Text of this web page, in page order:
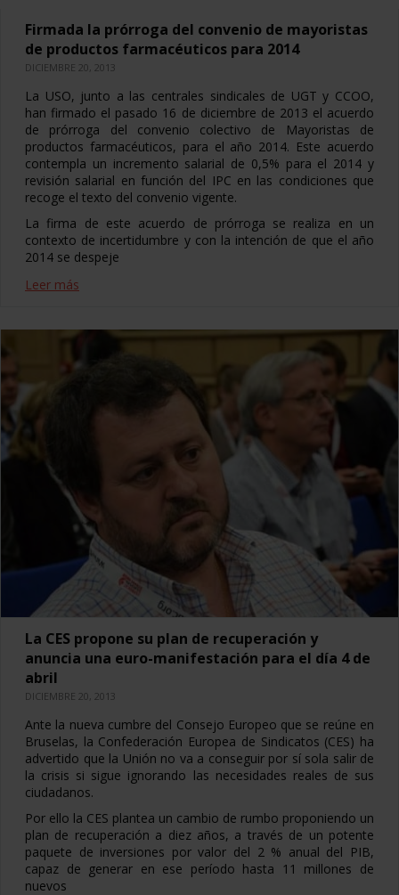
Firmada la prórroga del convenio de mayoristas
de productos farmacéuticos para 2014
DICIEMBRE 20, 2013
La USO, junto a las centrales sindicales de UGT y CCOO,
han firmado el pasado 16 de diciembre de 2013 el acuerdo
de prórroga del convenio colectivo de Mayoristas de
productos farmacéuticos, para el año 2014. Este acuerdo
contempla un incremento salarial de 0,5% para el 2014 y
revisión salarial en función del IPC en las condiciones que
recoge el texto del convenio vigente.
La firma de este acuerdo de prórroga se realiza en un
contexto de incertidumbre y con la intención de que el año
2014 se despeje
Leer más
La CES propone su plan de recuperación y
anuncia una euro-manifestación para el día 4 de
abril
DICIEMBRE 20, 2013
Ante la nueva cumbre del Consejo Europeo que se reúne en
Bruselas, la Confederación Europea de Sindicatos (CES) ha
advertido que la Unión no va a conseguir por sí sola salir de
la crisis si sigue ignorando las necesidades reales de sus
ciudadanos.
Por ello la CES plantea un cambio de rumbo proponiendo un
plan de recuperación a diez años, a través de un potente
paquete de inversiones por valor del 2 % anual del PIB,
capaz de generar en ese período hasta 11 millones de
nuevos